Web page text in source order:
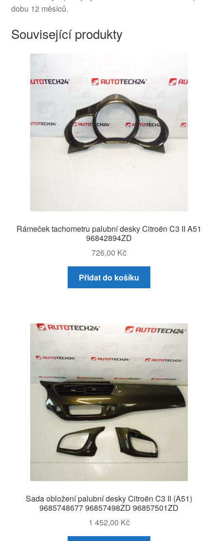
dobu 12 měsíců.
Související produkty
Rámeček tachometru palubní desky Citroën C3 II A51
96842894ZD
726,00 Kč
Přidat do košíku
Sada obložení palubní desky Citroën C3 II (A51)
9685748677 96857498ZD 96857501ZD
1 452,00 Kč